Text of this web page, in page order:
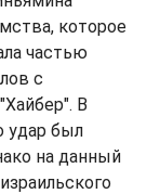
которое
частью
с
В
удар был
на данный